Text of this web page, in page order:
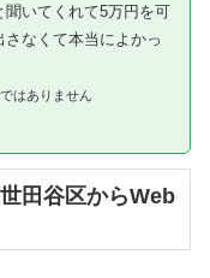
いてくれて5万円を可
なくて本当によかっ
はありません
田谷区からWeb